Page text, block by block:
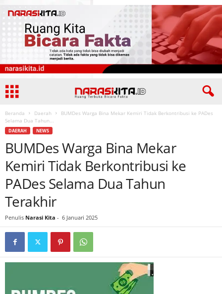
Beranda Daerah
BUMDes Warga Bina Mekar Kemiri Tidak Berkontribusi ke PADes
Selama Dua Tahun...
DAERAH NEWS
BUMDes Warga Bina Mekar
Kemiri Tidak Berkontribusi ke
PADes Selama Dua Tahun
Terakhir
Penulis Narasi Kita - 6 Januari 2025